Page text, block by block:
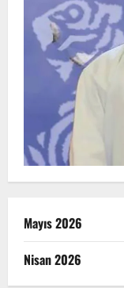
Mayıs 2026
Nisan 2026